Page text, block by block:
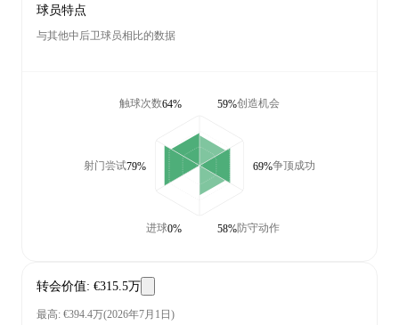
球员特点
与其他中后卫球员相比的数据
触球次数64%
射门尝试79%
进球0%
创造机会
59%
争顶成功
69%
防守动作
58%
转会价值: €315.5万
最高: €394.4万(2026年7月1日 )